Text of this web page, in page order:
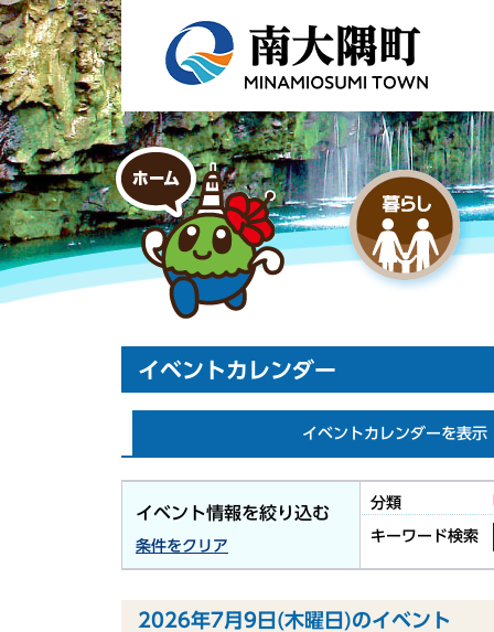
イベントカレンダー
イベントカレンダーを表示
イベント情報を絞り込む
条件をクリア
分類
キーワード検索
2026年7月9日(木曜日)のイベント